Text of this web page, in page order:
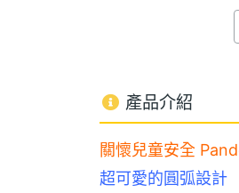
產品介紹
關懷兒童安全
超可愛的圓弧設計